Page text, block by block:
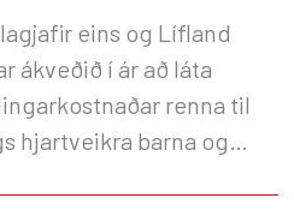
eins og Lífland
ákveðið í ár að láta
renna til
hjartveikra barna og